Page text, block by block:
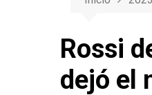
Rossi
dejó el